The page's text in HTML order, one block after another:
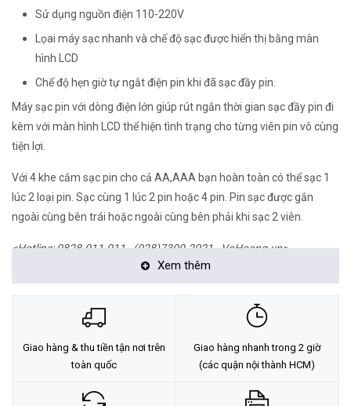
Sử dụng nguồn điện 110-220V
Lọai máy sạc nhanh và chế độ sạc được hiển thị bằng màn
hình LCD
Chế độ hẹn giờ tự ngắt điện pin khi đã sạc đầy pin.
Máy sạc pin với dòng điện lớn giúp rút ngắn thời gian sạc đầy pin đi
kèm với màn hình LCD thể hiện tình trạng cho từng viên pin vô cùng
tiện lợi.
Với 4 khe cắm sạc pin cho cả AA,AAA bạn hoàn toàn có thể sạc 1
lúc 2 loại pin. Sạc cùng 1 lúc 2 pin hoặc 4 pin. Pin sạc được gắn
ngoài cùng bên trái hoặc ngoài cùng bên phải khi sạc 2 viên.
<Hotline: 0828.011.011 - (028)7300.2021 - VoHoang.vn>
Xem thêm
Giao hàng & thu tiền tận nơi trên
toàn quốc
Giao hàng nhanh trong 2 giờ
(các quận nội thành HCM)